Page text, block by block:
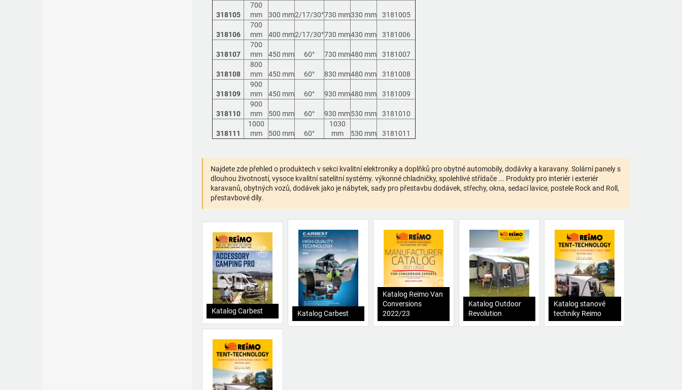
318105
700
mm
300 mm2/17/30°730 mm330 mm 3181005
318106
700
mm
400 mm2/17/30°730 mm430 mm 3181006
318107
700
mm
450 mm 60° 730 mm480 mm 3181007
318108
800
mm
450 mm 60° 830 mm480 mm 3181008
318109
900
mm
450 mm 60° 930 mm480 mm 3181009
318110
900
mm
500 mm 60° 930 mm530 mm 3181010
318111
1000
mm
500 mm 60°
1030
mm
530 mm 3181011
Najdete zde přehled o produktech v sekci kvalitní elektroniky a doplňků pro obytné automobily, dodávky a karavany. Solární panely s
dlouhou životností, vysoce kvalitní satelitní systémy. výkonné chladničky, spolehlivé střídače ... Produkty pro interiér i exteriér
karavanů, obytných vozů, dodávek jako je nábytek, sady pro přestavbu dodávek, střechy, okna, sedací lavice, postele Rock and Roll,
přestavbové díly.
Katalog Carbest Katalog Carbest
Katalog Reimo Van
Conversions
2022/23
Katalog Outdoor
Revolution
Katalog stanové
techniky Reimo